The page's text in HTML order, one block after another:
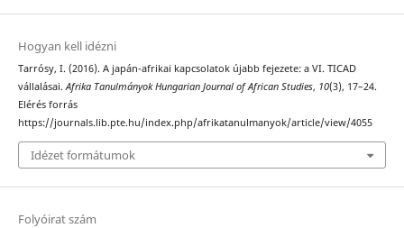
Hogyan kell idézni
Tarrósy, I. (2016). A japán-afrikai kapcsolatok újabb fejezete: a VI. TICAD
vállalásai.Afrika Tanulmányok Hungarian Journal of African Studies, 10(3), 17–24.
Elérés forrás
https://journals.lib.pte.hu/index.php/afrikatanulmanyok/article/view/4055
Idézet formátumok
Folyóirat szám